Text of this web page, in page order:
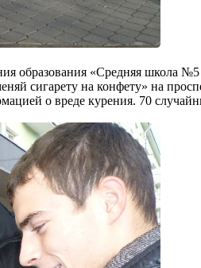
образования «Средняя
сигарету на конфету» на
о вреде курения. 70